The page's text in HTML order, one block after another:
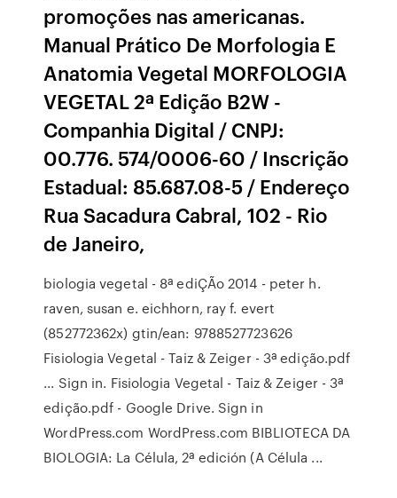
promoções nas americanas.
Manual Prático De Morfologia E
Anatomia Vegetal MORFOLOGIA
VEGETAL 2ª Edição B2W -
Companhia Digital / CNPJ:
00.776. 574/0006-60 / Inscrição
Estadual: 85.687.08-5 / Endereço
Rua Sacadura Cabral, 102 - Rio
de Janeiro,
biologia vegetal - 8ª ediÇÃo 2014 - peter h.
raven, susan e. eichhorn, ray f. evert
(852772362x) gtin/ean: 9788527723626
Fisiologia Vegetal - Taiz & Zeiger - 3ª edição.pdf
... Sign in. Fisiologia Vegetal - Taiz & Zeiger - 3ª
edição.pdf - Google Drive. Sign in
WordPress.com WordPress.com BIBLIOTECA DA
BIOLOGIA: La Célula, 2ª edición (A Célula ...